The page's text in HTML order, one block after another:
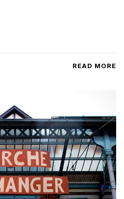
READ MORE